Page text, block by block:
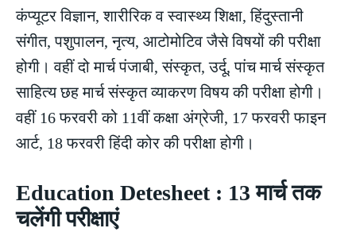
कंप्यूटर विज्ञान, शारीरिक व स्वास्थ्य शिक्षा, हिंदुस्तानी
संगीत, पशुपालन, नृत्य, आटोमोटिव जैसे विषयों की परीक्षा
होगी। वहीं दो मार्च पंजाबी, संस्कृत, उर्दू, पांच मार्च संस्कृत
साहित्य छह मार्च संस्कृत व्याकरण विषय की परीक्षा होगी।
वहीं 16 फरवरी को 11वीं कक्षा अंग्रेजी, 17 फरवरी फाइन
आर्ट, 18 फरवरी हिंदी कोर की परीक्षा होगी।
Education Detesheet : 13 मार्च तक
चलेंगी परीक्षाएं